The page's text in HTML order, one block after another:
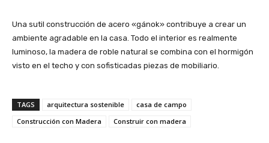
Una sutil construcción de acero «gánok» contribuye a crear un
ambiente agradable en la casa. Todo el interior es realmente
luminoso, la madera de roble natural se combina con el hormigón
visto en el techo y con sofisticadas piezas de mobiliario.
TAGS arquitectura sostenible
casa de campo
Construcción con Madera
Construir con madera